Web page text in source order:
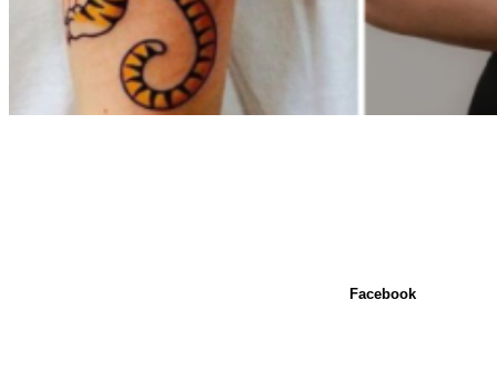
Facebook